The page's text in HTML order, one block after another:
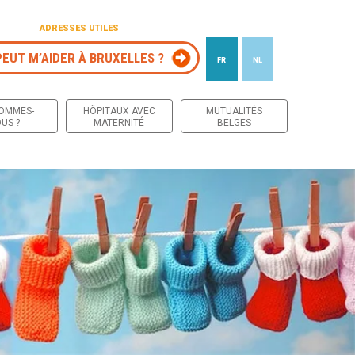
ADRESSES UTILES
M’AIDER À BRUXELLES ? FR NL
?
HÔPITAUX AVEC
MATERNITÉ
MUTUALITÉS
BELGES